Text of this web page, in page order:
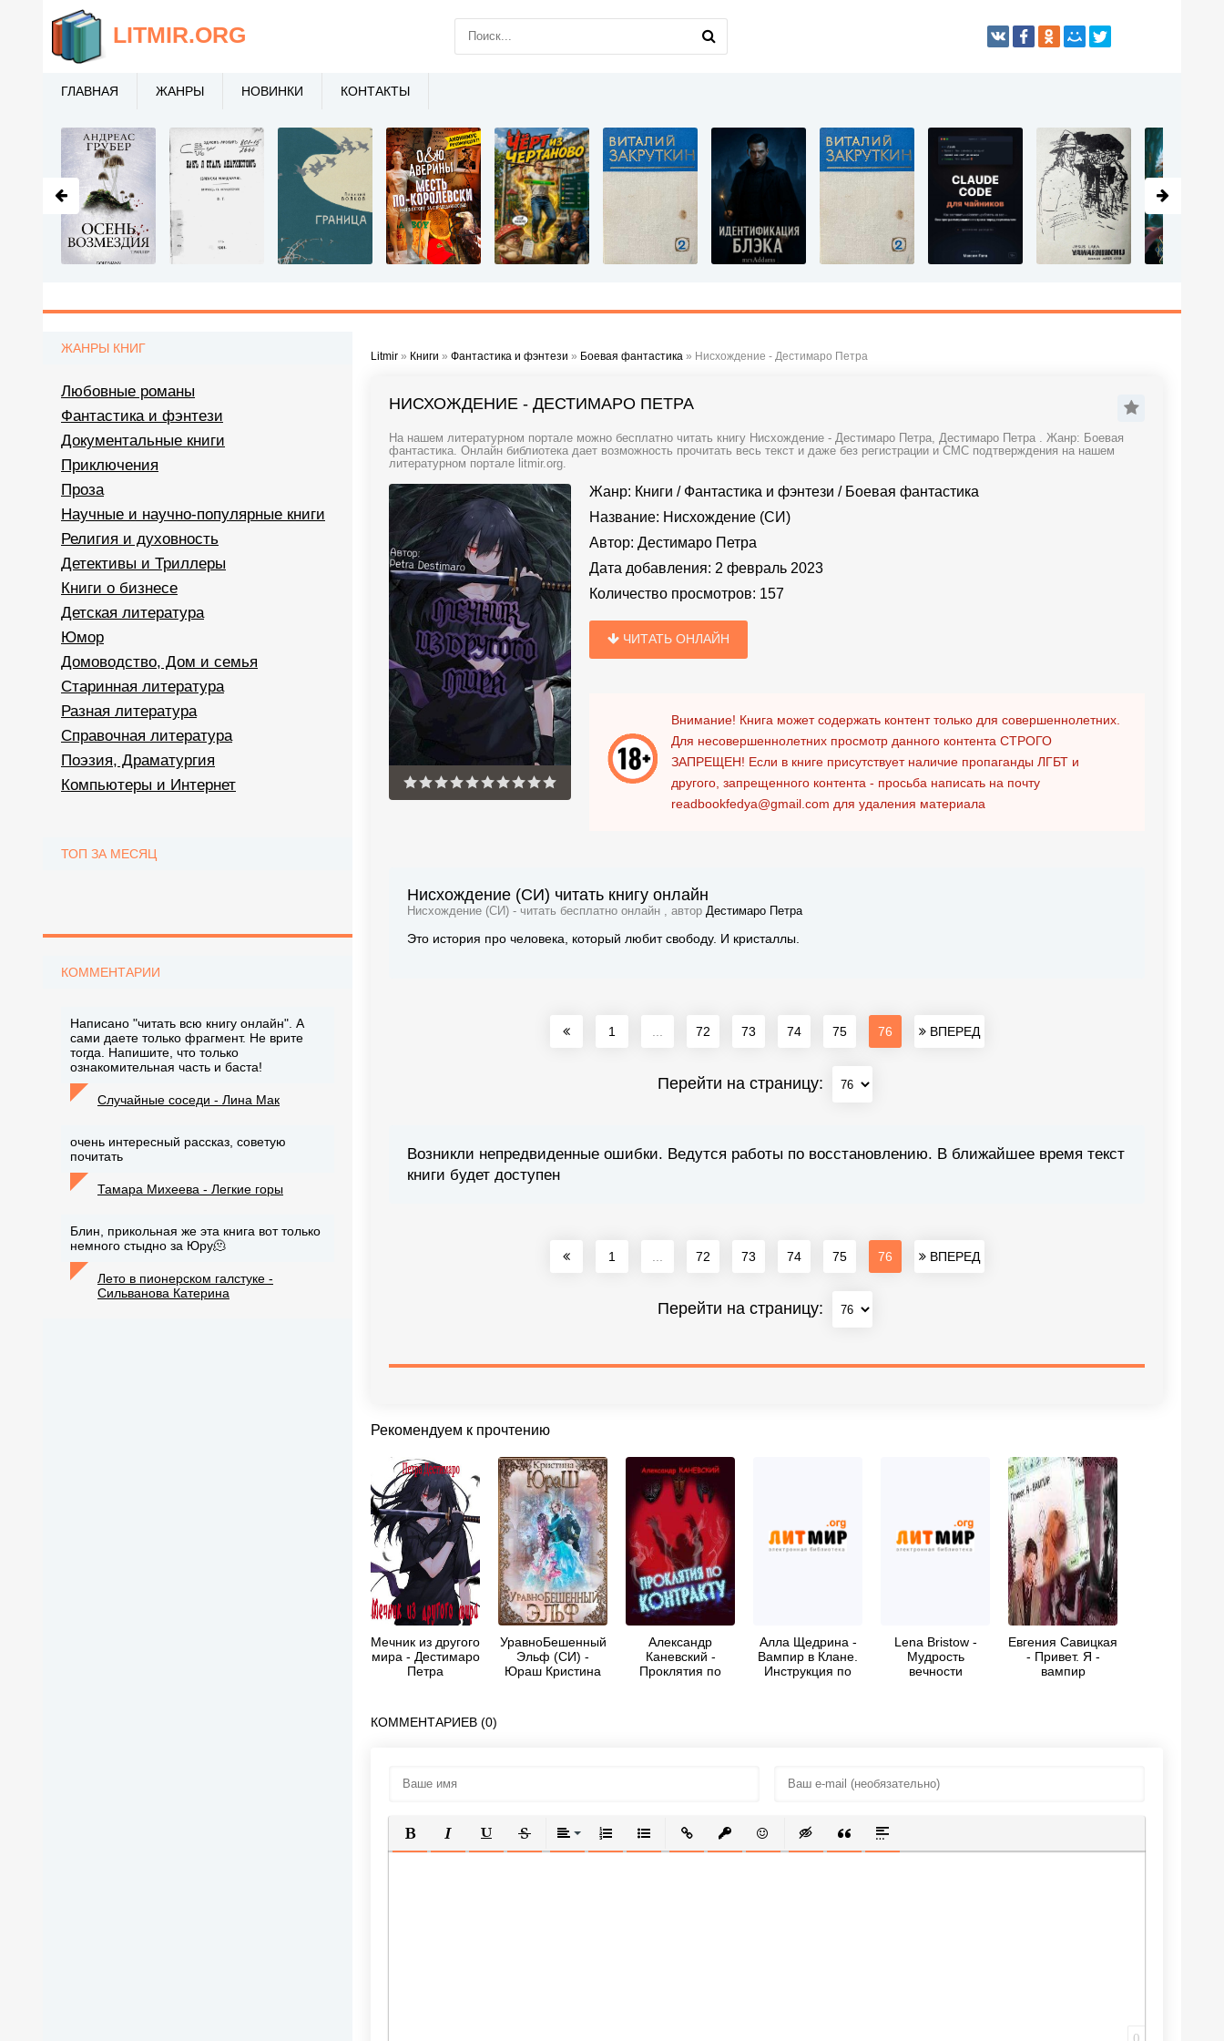
Litmir » Книги » Фантастика и фэнтези » Боевая фантастика » Нисхождение - Дестимаро Петра
НИСХОЖДЕНИЕ - ДЕСТИМАРО ПЕТРА
На нашем литературном портале можно бесплатно читать книгу Нисхождение - Дестимаро Петра, Дестимаро Петра . Жанр: Боевая
фантастика. Онлайн библиотека дает возможность прочитать весь текст и даже без регистрации и СМС подтверждения на нашем
литературном портале litmir.org.
Жанр: Книги / Фантастика и фэнтези / Боевая фантастика
Название: Нисхождение (СИ)
Автор: Дестимаро Петра
Дата добавления: 2 февраль 2023
Количество просмотров: 157
ЧИТАТЬ ОНЛАЙН
Внимание! Книга может содержать контент только для совершеннолетних.
Для несовершеннолетних просмотр данного контента СТРОГО
ЗАПРЕЩЕН! Если в книге присутствует наличие пропаганды ЛГБТ и
другого, запрещенного контента - просьба написать на почту
readbookfedya@gmail.com для удаления материала
Нисхождение (СИ) читать книгу онлайн
Нисхождение (СИ) - читать бесплатно онлайн , автор Дестимаро Петра
Это история про человека, который любит свободу. И кристаллы.
1 72 73 74 75 76 ВПЕРЕД
Перейти на страницу:
Возникли непредвиденные ошибки. Ведутся работы по восстановлению. В ближайшее время текст
книги будет доступен
1 72 73 74 75 76 ВПЕРЕД
Перейти на страницу:
Рекомендуем к прочтению
Мечник из другого
мира - Дестимаро
Петра
УравноБешенный
Эльф (СИ) -
Юраш Кристина
Александр
Каневский -
Проклятия по
Алла Щедрина -
Вампир в Клане.
Инструкция по
Lena Bristow -
Мудрость
вечности
Евгения Савицкая
- Привет. Я -
вампир
КОММЕНТАРИЕВ (0)
ПОЛУЖИРНЫЙ
КУРСИВПОДЧЕРКНУТЫЙ
ЗАЧЕРКНУТЫЙВЫРАВНИВАНИЕ
НУМЕРОВАННЫЙ СПИСОК
МАРКИРОВАННЫЙ СПИСОК
ВСТАВИТЬ ССЫЛКУ
ВСТАВИТЬ ЗАЩИЩЕННУЮ ССЫЛКУ
ВСТАВИТЬ СМАЙЛИК
ВСТАВКА СКРЫТОГО ТЕКСТА
ВСТАВКА ЦИТАТЫ
ВСТАВКА СПОЙЛЕРА
ЖАНРЫ КНИГ
Любовные романы
Фантастика и фэнтези
Документальные книги
Приключения
Проза
Научные и научно-популярные книги
Религия и духовность
Детективы и Триллеры
Книги о бизнесе
Детская литература
Юмор
Домоводство, Дом и семья
Старинная литература
Разная литература
Справочная литература
Поэзия, Драматургия
Компьютеры и Интернет
ТОП ЗА МЕСЯЦ
КОММЕНТАРИИ
Написано "читать всю книгу онлайн". А
сами даете только фрагмент. Не врите
тогда. Напишите, что только
ознакомительная часть и баста!
Случайные соседи - Лина Мак
очень интересный рассказ, советую
почитать
Тамара Михеева - Легкие горы
Блин, прикольная же эта книга вот только
немного стыдно за Юру🫠
Лето в пионерском галстуке -
Сильванова Катерина
LITMIR.ORG
ГЛАВНАЯ ЖАНРЫ НОВИНКИ КОНТАКТЫ